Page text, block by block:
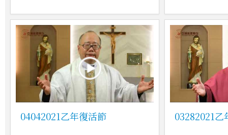
04042021乙年復活節 03282021乙